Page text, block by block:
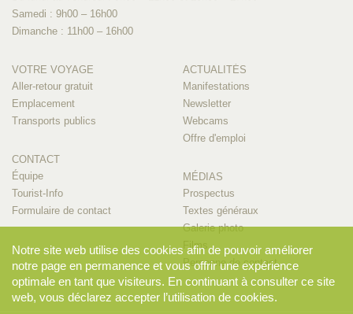
Samedi : 9h00 – 16h00
Dimanche : 11h00 – 16h00
VOTRE VOYAGE
Aller-retour gratuit
Emplacement
Transports publics
CONTACT
Équipe
Tourist-Info
Formulaire de contact
ACTUALITÉS
Manifestations
Newsletter
Webcams
Offre d'emploi
MÉDIAS
Prospectus
Textes généraux
Galerie photo
Films
Personne de contact
Notre site web utilise des cookies afin de pouvoir améliorer
notre page en permanence et vous offrir une expérience
optimale en tant que visiteurs. En continuant à consulter ce site
web, vous déclarez accepter l’utilisation de cookies.